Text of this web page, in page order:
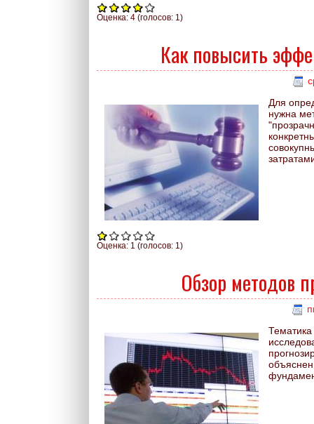
Оценка: 4 (голосов: 1)
Как повысить
Для
нужна
Оценка: 1 (голосов: 1)
Обзор методов
Тематика